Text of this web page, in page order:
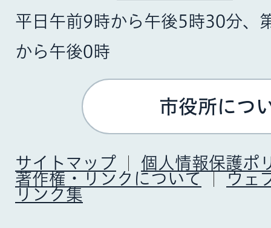
平日午前9時から午後5時30分、
から午後0時
市役所につ
サイトマップ
個人情報保護ポ
著作権・リンクについて
ウェ
リンク集